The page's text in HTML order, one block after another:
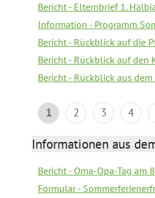
Bericht - Elternbrief 1.
Information - Programm
Bericht - Rückblick auf die
Bericht - Rückblick auf den
Bericht - Rückblick aus
1 2 3 4
Informationen aus
Bericht - Oma-Opa-Tag am
Formular -